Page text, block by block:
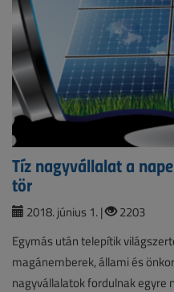
Tíz nagyvállalat a
tör
2018. június 1. |
2203
Egymás után telepítik
magánemberek, állami és
nagyvállalatok fordulnak